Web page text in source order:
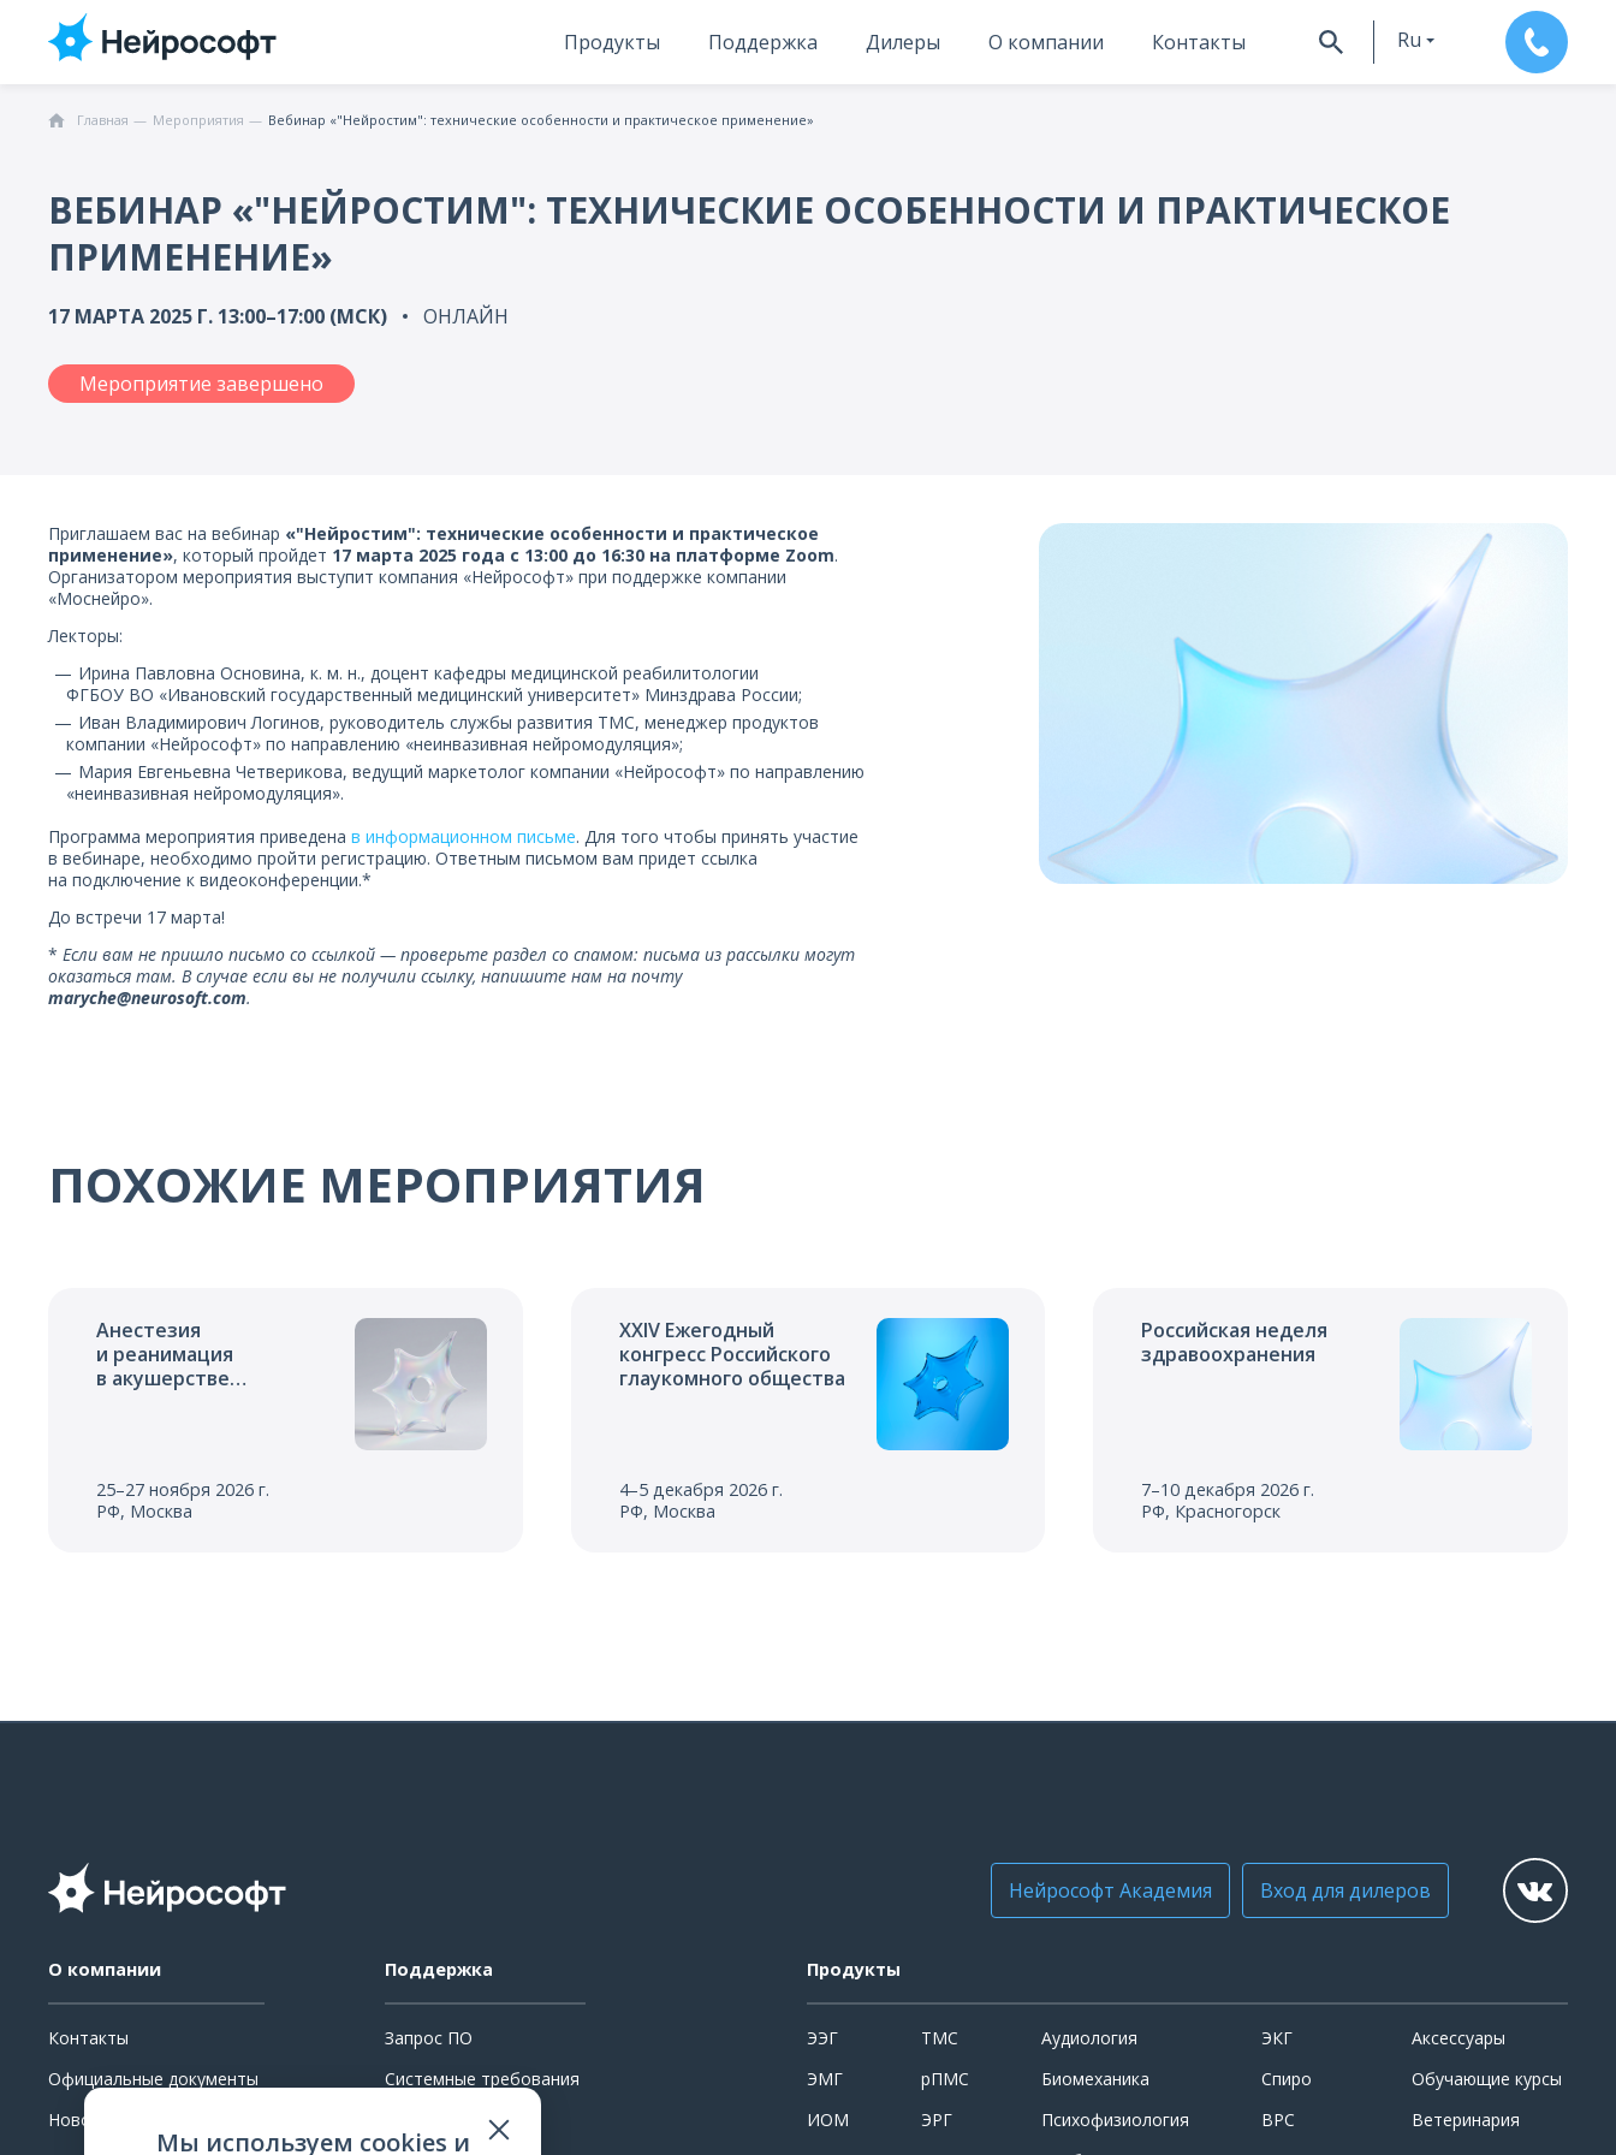
Продукты Поддержка Дилеры О компании Контакты Ru
Главная Мероприятия Вебинар «"Нейростим": технические особенности и практическое применение»
ВЕБИНАР «"НЕЙРОСТИМ": ТЕХНИЧЕСКИЕ ОСОБЕННОСТИ И ПРАКТИЧЕСКОЕ
ПРИМЕНЕНИЕ»
17 МАРТА 2025 Г. 13:00–17:00 (МСК) ОНЛАЙН
Мероприятие завершено
Приглашаем вас на вебинар «"Нейростим": технические особенности и практическое
применение», который пройдет 17 марта 2025 года с 13:00 до 16:30 на платформе Zoom.
Организатором мероприятия выступит компания «Нейрософт» при поддержке компании
«Моснейро».
Лекторы:
Ирина Павловна Основина, к. м. н., доцент кафедры медицинской реабилитологии
ФГБОУ ВО «Ивановский государственный медицинский университет» Минздрава России;
Иван Владимирович Логинов, руководитель службы развития ТМС, менеджер продуктов
компании «Нейрософт» по направлению «неинвазивная нейромодуляция»;
Мария Евгеньевна Четверикова, ведущий маркетолог компании «Нейрософт» по направлению
«неинвазивная нейромодуляция».
Программа мероприятия приведена в информационном письме. Для того чтобы принять участие
в вебинаре, необходимо пройти регистрацию. Ответным письмом вам придет ссылка
на подключение к видеоконференции.*
До встречи 17 марта!
* Если вам не пришло письмо со ссылкой — проверьте раздел со спамом: письма из рассылки могут
оказаться там. В случае если вы не получили ссылку, напишите нам на почту
maryche@neurosoft.com.
ПОХОЖИЕ МЕРОПРИЯТИЯ
Анестезия
и реанимация
в акушерстве
25–27 ноября 2026 г.
РФ, Москва
XXIV Ежегодный
конгресс Российского
глаукомного общества
4–5 декабря 2026 г.
РФ, Москва
Российская неделя
здравоохранения
7–10 декабря 2026 г.
РФ, Красногорск
Нейрософт Академия Вход для дилеров
О компании
Контакты
Официальные документы
Новости
Поддержка
Запрос ПО
Системные требования
Продукты
ЭЭГ
ЭМГ
ИОМ
ТМС
рПМС
ЭРГ
Аудиология
Биомеханика
Психофизиология
ЭКГ
Спиро
ВРС
Аксессуары
Обучающие курсы
Ветеринария
Мы используем cookies и